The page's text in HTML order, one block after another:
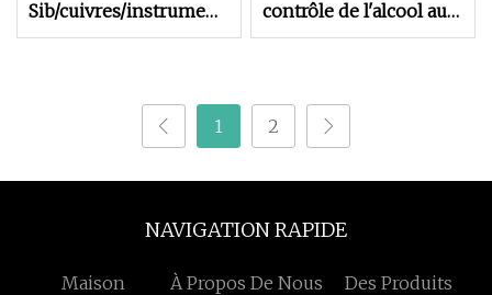
Sib/cuivres/instruments
de musique/Tr
contrôle de l'alcool au
volant, Type de coup,
Concentration d'alcool
élevée
1 2
NAVIGATION RAPIDE
Maison À Propos De Nous Des Produits